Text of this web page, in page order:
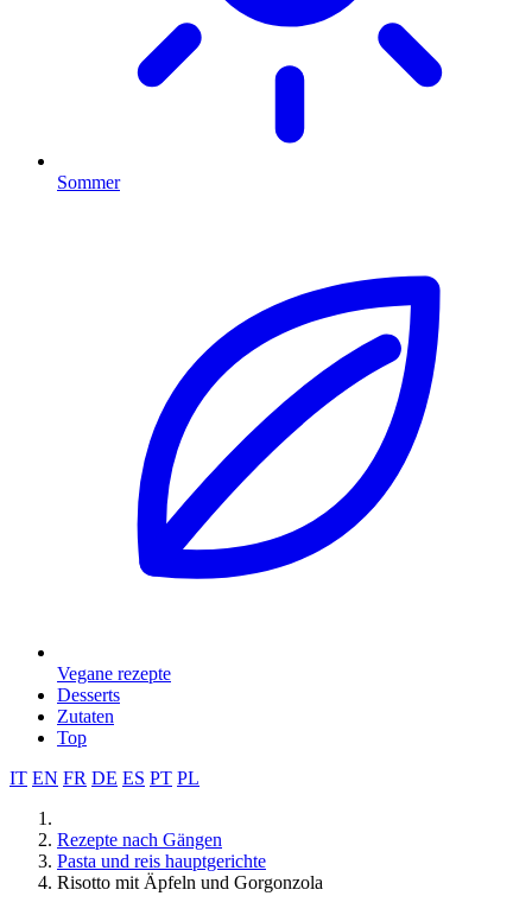
Sommer
Vegane rezepte
Desserts
Zutaten
Top
IT EN FR DE ES PT PL
Rezepte nach Gängen
Pasta und reis hauptgerichte
Risotto mit Äpfeln und Gorgonzola